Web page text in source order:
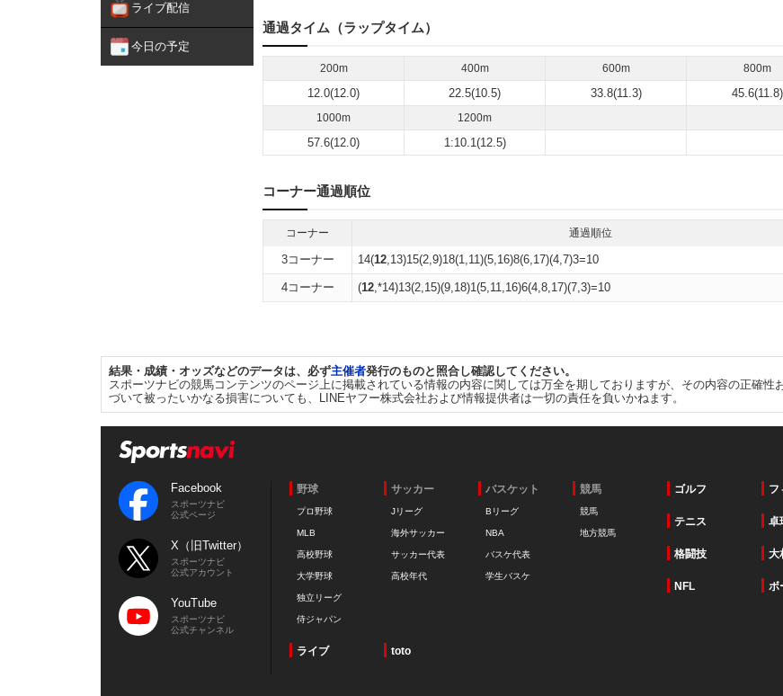
ライブ配信
今日の予定
通過タイム（ラップタイム）
200m 400m 600m 800m
12.0(12.0) 22.5(10.5) 33.8(11.3) 45.6(11.8)
1000m 1200m
57.6(12.0) 1:10.1(12.5)
コーナー通過順位
コーナー 通過順位
3コーナー 14(12,13)15(2,9)18(1,11)(5,16)8(6,17)(4,7)3=10
4コーナー (12,*14)13(2,15)(9,18)1(5,11,16)6(4,8,17)(7,3)=10
結果・成績・オッズなどのデータは、必ず主催者発行のものと照合し確認してください。
スポーツナビの競馬コンテンツのページ上に掲載されている情報の内容に関しては万全を期しておりますが、その内容の正確
づいて被ったいかなる損害についても、LINEヤフー株式会社および情報提供者は一切の責任を負いかねます。
Facebook
スポーツナビ
公式ページ
X（旧Twitter）
スポーツナビ
公式アカウント
YouTube
スポーツナビ
公式チャンネル
野球
プロ野球
MLB
高校野球
大学野球
独立リーグ
侍ジャパン
サッカー
Jリーグ
海外サッカー
サッカー代表
高校年代
バスケット
Bリーグ
NBA
バスケ代表
学生バスケ
競馬
競馬
地方競馬
ゴルフ フ
テニス 卓
格闘技 大
NFL ボ
ライブ toto